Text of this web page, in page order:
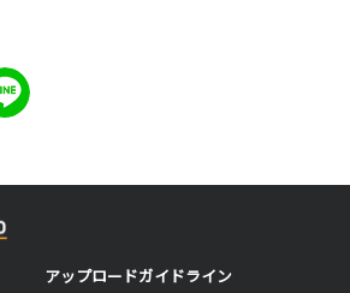
アップロードガイドライン